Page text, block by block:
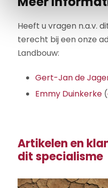
Heeft u vragen n.a.v.
terecht bij een onze
Landbouw:
Gert-Jan de
Emmy Duinkerke (
Artikelen en
dit specialisme